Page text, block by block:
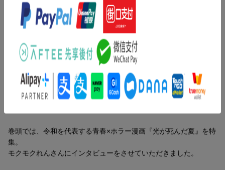
そして、刊行35周年を記念した『リング』特集も掲載。
鈴木光司さんへのインタビュー他、“貞子”の記録をまとめた年表も
三津田信三ほか、人気作家13名による特別エッセイ「私の怖い
話」など、豪華企画も盛りだくさんの充実した一冊です。
内容紹介（JPROより）
『このミス』編集部が贈るホラー小説のランキングブック!
2025年4月〜2026年3月に発売されたホラー小説から、国内・海外
巻頭では、令和を代表する青春×ホラー漫画『光が死んだ夏』を特
集。
モクモクれんさんにインタビューをさせていただきました。